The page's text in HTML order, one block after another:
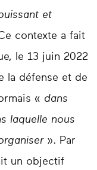
et
contexte a fait
le 13 juin 2022
la défense et de
« dans
laquelle nous
». Par
un objectif